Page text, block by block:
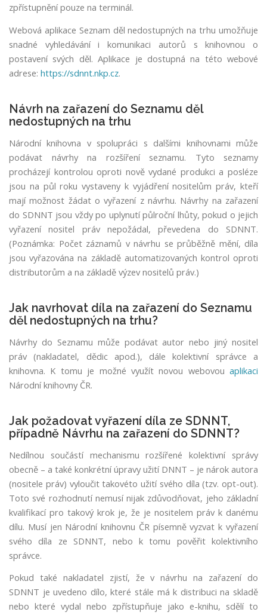
zpřístupnění pouze na terminál.
Webová aplikace Seznam děl nedostupných na trhu umožňuje
snadné vyhledávání i komunikaci autorů s knihovnou o
postavení svých děl. Aplikace je dostupná na této webové
adrese: https://sdnnt.nkp.cz.
Návrh na zařazení do Seznamu děl
nedostupných na trhu
Národní knihovna v spolupráci s dalšími knihovnami může
podávat návrhy na rozšíření seznamu. Tyto seznamy
procházejí kontrolou oproti nově vydané produkci a posléze
jsou na půl roku vystaveny k vyjádření nositelům práv, kteří
mají možnost žádat o vyřazení z návrhu. Návrhy na zařazení
do SDNNT jsou vždy po uplynutí půlroční lhůty, pokud o jejich
vyřazení nositel práv nepožádal, převedena do SDNNT.
(Poznámka: Počet záznamů v návrhu se průběžně mění, díla
jsou vyřazována na základě automatizovaných kontrol oproti
distributorům a na základě výzev nositelů práv.)
Jak navrhovat díla na zařazení do Seznamu
děl nedostupných na trhu?
Návrhy do Seznamu může podávat autor nebo jiný nositel
práv (nakladatel, dědic apod.), dále kolektivní správce a
knihovna. K tomu je možné využít novou webovou aplikaci
Národní knihovny ČR.
Jak požadovat vyřazení díla ze SDNNT,
případně Návrhu na zařazení do SDNNT?
Nedílnou součástí mechanismu rozšířené kolektivní správy
obecně – a také konkrétní úpravy užití DNNT – je nárok autora
(nositele práv) vyloučit takovéto užití svého díla (tzv. opt-out).
Toto své rozhodnutí nemusí nijak zdůvodňovat, jeho základní
kvalifikací pro takový krok je, že je nositelem práv k danému
dílu. Musí jen Národní knihovnu ČR písemně vyzvat k vyřazení
svého díla ze SDNNT, nebo k tomu pověřit kolektivního
správce.
Pokud také nakladatel zjistí, že v návrhu na zařazení do
SDNNT je uvedeno dílo, které stále má k distribuci na skladě
nebo které vydal nebo zpřístupňuje jako e-knihu, sdělí to
r
z
t
o
w
e
b
o
v
s
tr
y.
U
á
d
á
d
e
i
s
u
h
a
s
l
e
d